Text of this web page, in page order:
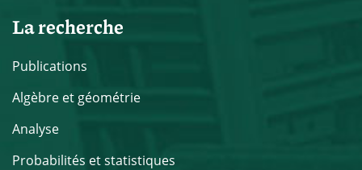
La recherche
Publications
Algèbre et géométrie
Analyse
Probabilités et statistiques